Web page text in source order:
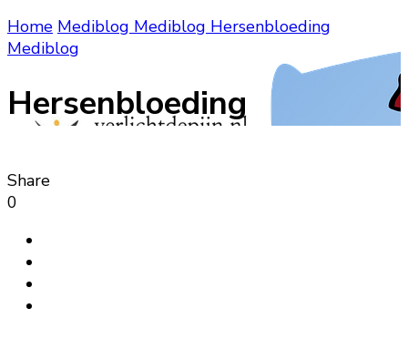
Home Mediblog Mediblog Hersenbloeding
Mediblog
Hersenbloeding
Share
0